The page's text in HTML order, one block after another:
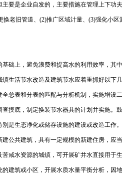
要是企业自发的，主要措施在管理上下
老旧管道、(2)推广区域计量、(3)强化
础上，避免浪费和提高水的利用效率，
生活节水改造及建筑节水应着重抓好以
总表和分表的匹配与分析机制，实施增
摸底，制定换装节水器具的计划并实施
是生态净化或储存设施的建设或改造工
公共建筑，具有一定规模的新建住房，
咸水资源的城镇，可开展矿井水直接用
建筑或小区，开展水质水量平衡分析，因